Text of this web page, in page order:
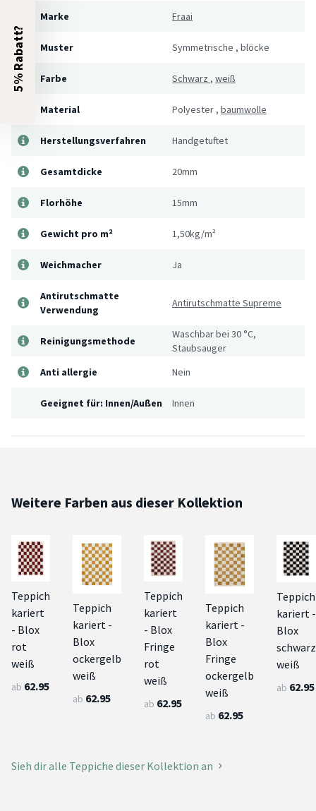
Marke Fraai
Muster Symmetrische , blöcke
Farbe Schwarz , weiß
Material Polyester , baumwolle
Herstellungsverfahren Handgetuftet
Gesamtdicke 20mm
Florhöhe 15mm
Gewicht pro m² 1,50kg/m²
Weichmacher Ja
Antirutschmatte
Verwendung
Antirutschmatte Supreme
Reinigungsmethode
Waschbar bei 30 °C,
Staubsauger
Anti allergie
Nein
Geeignet für: Innen/Außen Innen
Weitere Farben aus dieser Kollektion
Teppich
kariert
- Blox
rot
weiß
ab 62.95
Teppich
kariert -
Blox
ockergelb
weiß
ab 62.95
Teppich
kariert
- Blox
Fringe
rot
weiß
ab 62.95
Teppich
kariert -
Blox
Fringe
ockergelb
weiß
ab 62.95
Teppich
kariert -
Blox
schwarz
weiß
ab 62.95
Sieh dir alle Teppiche dieser Kollektion an
5% Rabatt?